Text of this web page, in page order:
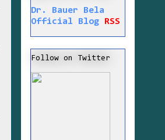
Dr. Bauer Bela
Official Blog
RSS
Follow on Twitter